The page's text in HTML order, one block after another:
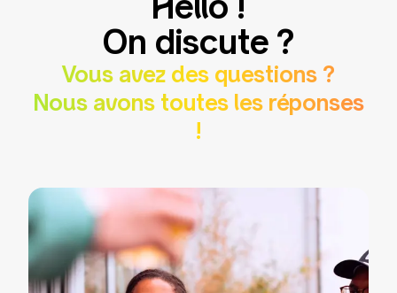
On discute ?
Vous avez des questions ?
Nous avons toutes les réponses
!